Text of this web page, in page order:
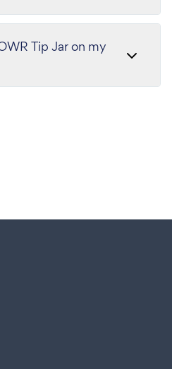
Tip Jar on my